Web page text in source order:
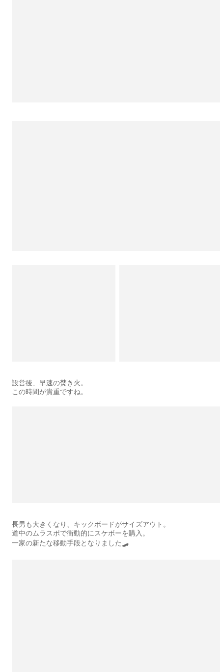
設営後、早速の焚き火。
この時間が貴重ですね。
長男も大きくなり、キックボードがサイズアウト。
道中のムラスポで衝動的にスケボーを購入。
一家の新たな移動手段となりました🛹